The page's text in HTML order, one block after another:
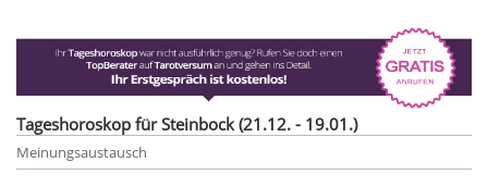
Tageshoroskop für Steinbock (21.12. - 19.01.)
Meinungsaustausch